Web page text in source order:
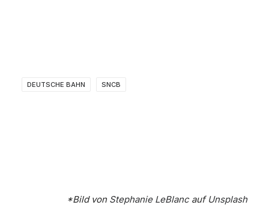
DEUTSCHE BAHN SNCB
*Bild von Stephanie LeBlancauf Unsplash